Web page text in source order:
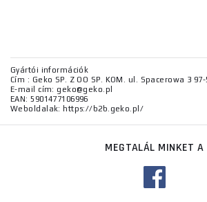
Gyártói információk
Cím : Geko SP. Z OO SP. KOM. ul. Spacerowa 3
E-mail cím: geko@geko.pl
EAN: 5901477106996
Weboldalak: https://b2b.geko.pl/
MEGTALÁL MINKET A